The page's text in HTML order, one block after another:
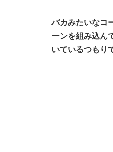
バカみたいなコ
ーンを組み込ん
いているつもり